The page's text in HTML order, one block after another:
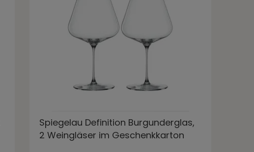
Spiegelau Definition Burgunderglas,
2 Weingläser im Geschenkkarton